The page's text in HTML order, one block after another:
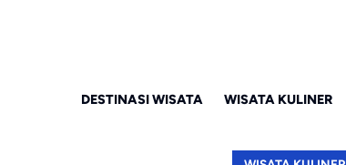
DESTINASI WISATA WISATA KULINER